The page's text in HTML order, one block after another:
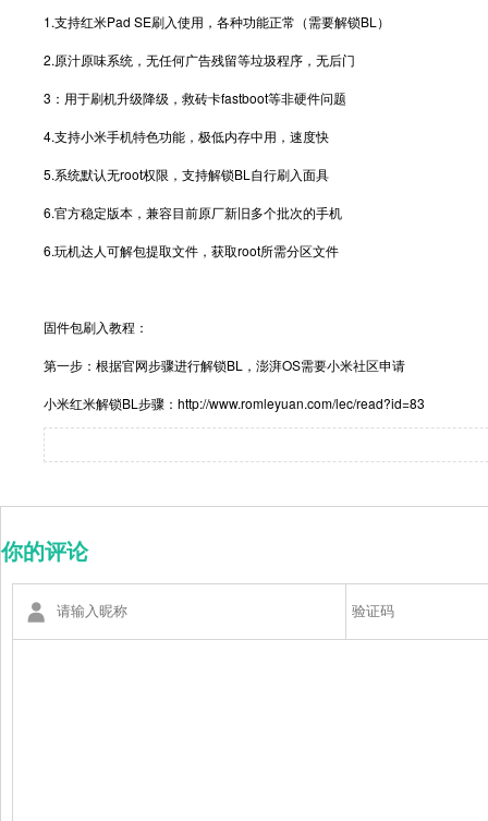
1.支持红米Pad SE刷入使用，各种功能正常（需要解锁BL）
2.原汁原味系统，无任何广告残留等垃圾程序，无后门
3：用于刷机升级降级，救砖卡fastboot等非硬件问题
4.支持小米手机特色功能，极低内存中用，速度快
5.系统默认无root权限，支持解锁BL自行刷入面具
6.官方稳定版本，兼容目前原厂新旧多个批次的手机
6.玩机达人可解包提取文件，获取root所需分区文件
固件包刷入教程：
第一步：根据官网步骤进行解锁BL，澎湃OS需要小米社区申请
小米红米解锁BL步骤：http://www.romleyuan.com/lec/read?id=83
你的评论